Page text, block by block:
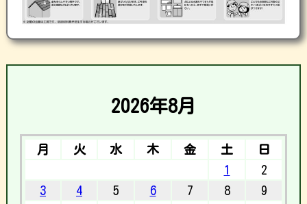
2026年8月
月 火 水 木 金 土
日
1
2
3
4 5 6 7 8
9